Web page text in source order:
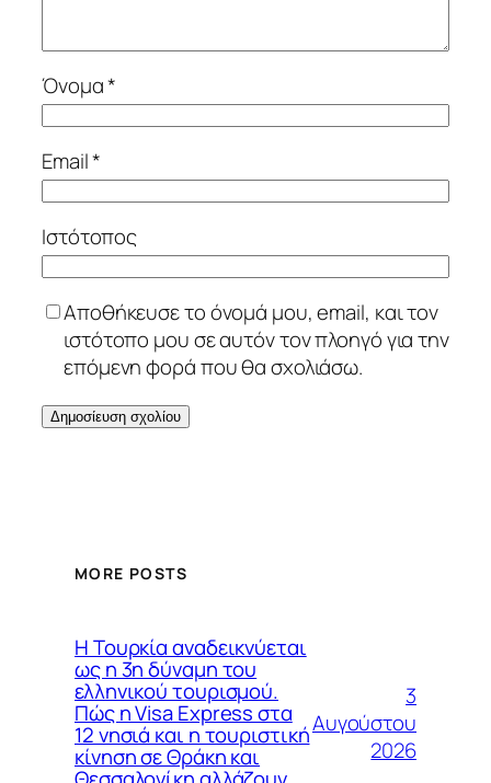
Όνομα*
Email*
Ιστότοπος
Αποθήκευσε το όνομά μου, email, και τον
ιστότοπο μου σε αυτόν τον πλοηγό για την
επόμενη φορά που θα σχολιάσω.
MORE POSTS
Η Τουρκία αναδεικνύεται
ως η 3η δύναμη του
ελληνικού τουρισμού.
Πώς η Visa Express στα
12 νησιά και η τουριστική
κίνηση σε Θράκη και
3
Αυγούστου
2026